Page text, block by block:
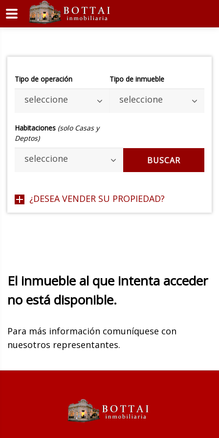
Tipo de operación
seleccione
Tipo de inmueble
seleccione
Habitaciones (solo Casas y
Deptos)
seleccione BUSCAR
¿DESEA VENDER SU PROPIEDAD?
El inmueble al que intenta acceder
no está disponible.
Para más información comuníquese con
nuesotros representantes.